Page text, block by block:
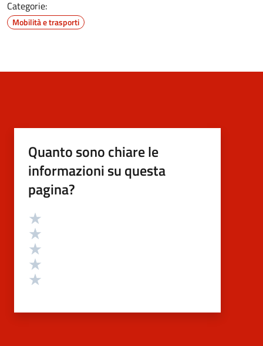
Categorie:
Mobilità e trasporti
Quanto sono chiare le
informazioni su questa
pagina?
Valutazione